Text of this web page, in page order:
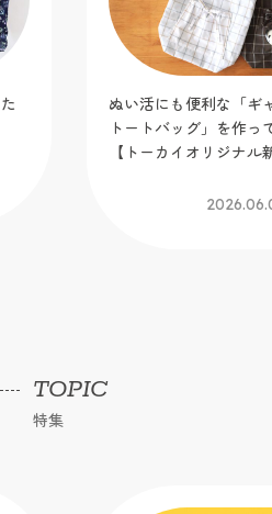
ぬい活にも便利な「ギ
トートバッグ」を作っ
【トーカイオリジナル
TOPIC
特集